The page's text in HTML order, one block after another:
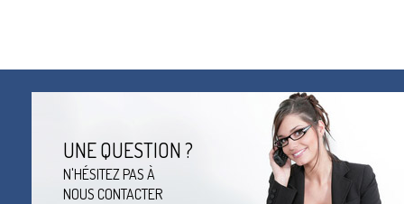
UNE QUESTION ?
N'HÉSITEZ PAS À
NOUS CONTACTER